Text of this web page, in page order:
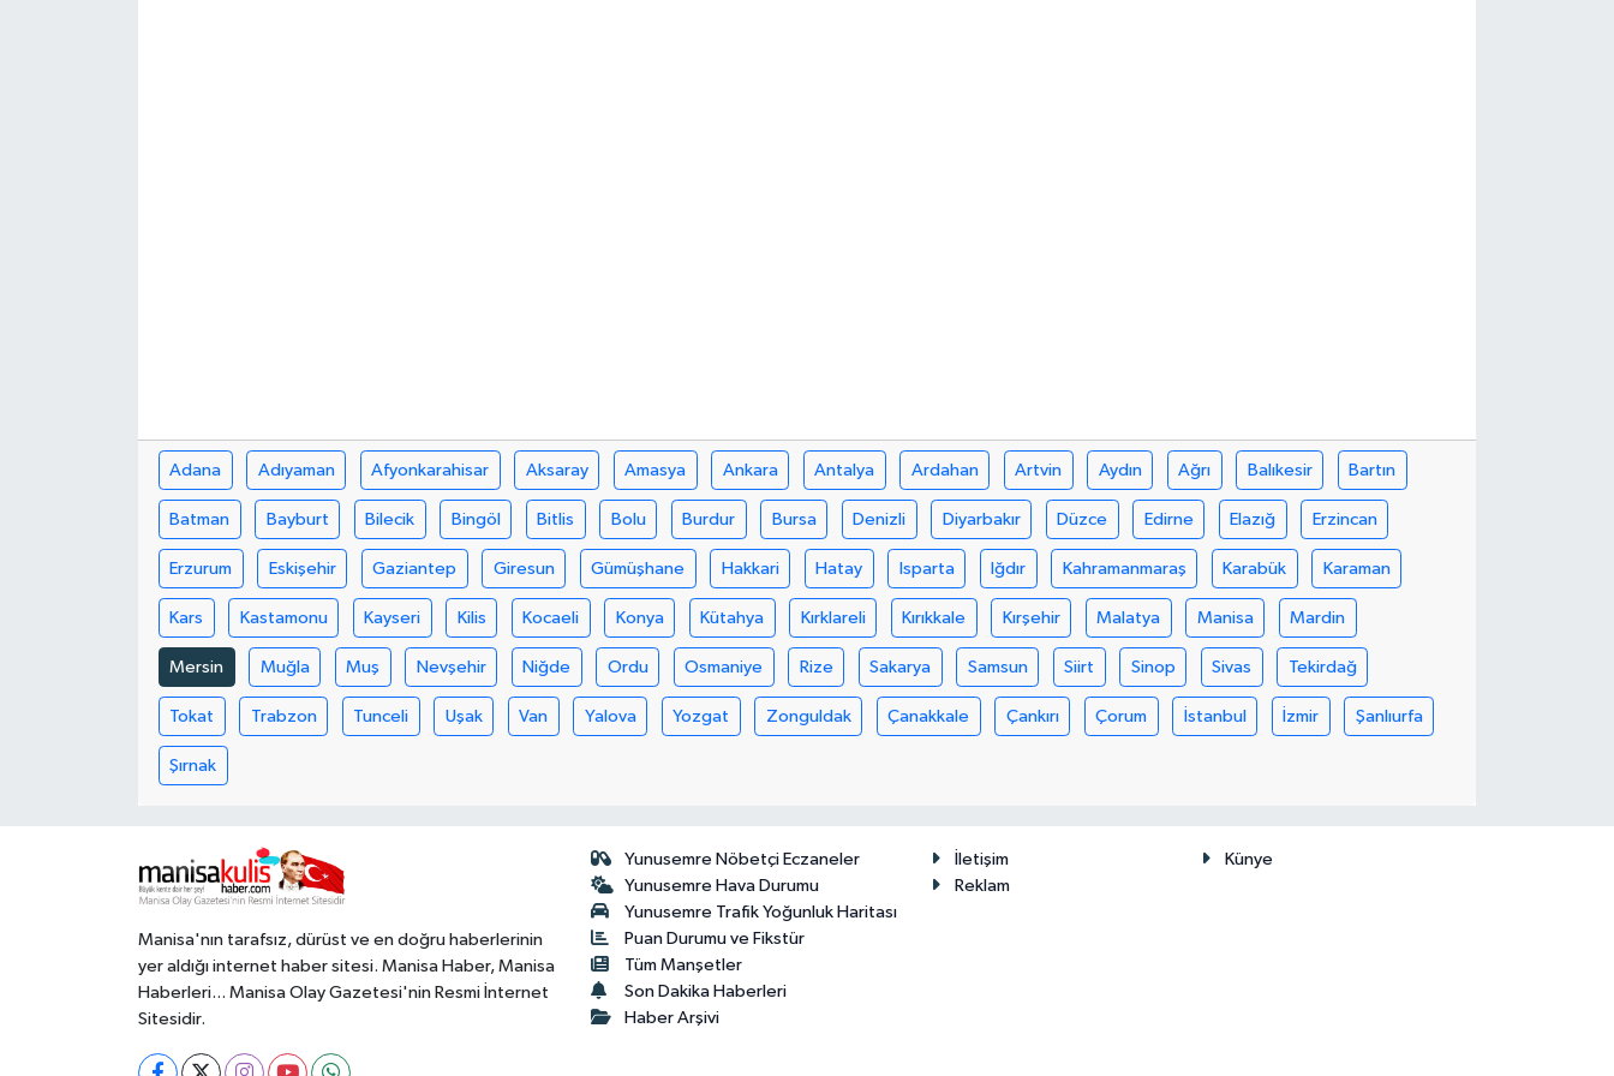
Adana Adıyaman Afyonkarahisar Aksaray Amasya Ankara Antalya Ardahan Artvin Aydın Ağrı Balıkesir Bartın
Batman Bayburt Bilecik Bingöl Bitlis Bolu Burdur Bursa Denizli Diyarbakır Düzce Edirne Elazığ Erzincan
Erzurum Eskişehir Gaziantep Giresun Gümüşhane Hakkari Hatay Isparta Iğdır Kahramanmaraş Karabük Karaman
Kars Kastamonu Kayseri Kilis Kocaeli Konya Kütahya Kırklareli Kırıkkale Kırşehir Malatya Manisa Mardin
Mersin Muğla Muş Nevşehir Niğde Ordu Osmaniye Rize Sakarya Samsun Siirt Sinop Sivas Tekirdağ
Tokat Trabzon Tunceli Uşak Van Yalova Yozgat Zonguldak Çanakkale Çankırı Çorum İstanbul İzmir Şanlıurfa
Şırnak
Manisa'nın tarafsız, dürüst ve en doğru haberlerinin
yer aldığı internet haber sitesi. Manisa Haber, Manisa
Haberleri... Manisa Olay Gazetesi'nin Resmi İnternet
Sitesidir.
Yunusemre Nöbetçi Eczaneler
Yunusemre Hava Durumu
Yunusemre Trafik Yoğunluk Haritası
Puan Durumu ve Fikstür
Tüm Manşetler
Son Dakika Haberleri
Haber Arşivi
İletişim
Künye
Reklam